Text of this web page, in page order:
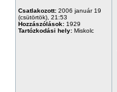
Csatlakozott: 2006 január 19
(csütörtök), 21:53
Hozzászólások: 1929
Tartózkodási hely: Miskolc